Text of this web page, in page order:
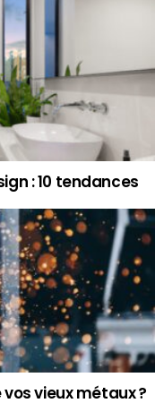
: 10 tendances
vieux métaux ?